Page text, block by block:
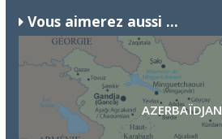
Vous aimerez aussi ...
AZERBAÏDJAN